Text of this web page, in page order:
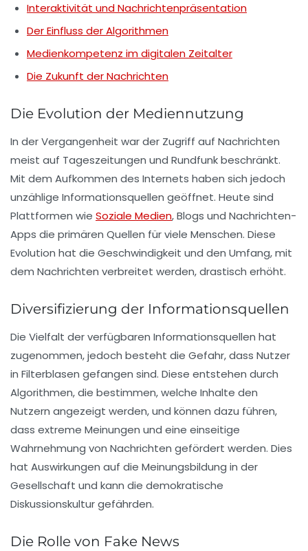
Interaktivität und Nachrichtenpräsentation
Der Einfluss der Algorithmen
Medienkompetenz im digitalen Zeitalter
Die Zukunft der Nachrichten
Die Evolution der Mediennutzung
In der Vergangenheit war der Zugriff auf Nachrichten
meist auf Tageszeitungen und Rundfunk beschränkt.
Mit dem Aufkommen des Internets haben sich jedoch
unzählige Informationsquellen geöffnet. Heute sind
Plattformen wie Soziale Medien, Blogs und Nachrichten-
Apps die primären Quellen für viele Menschen. Diese
Evolution hat die Geschwindigkeit und den Umfang, mit
dem Nachrichten verbreitet werden, drastisch erhöht.
Diversifizierung der Informationsquellen
Die Vielfalt der verfügbaren Informationsquellen hat
zugenommen, jedoch besteht die Gefahr, dass Nutzer
in Filterblasen gefangen sind. Diese entstehen durch
Algorithmen, die bestimmen, welche Inhalte den
Nutzern angezeigt werden, und können dazu führen,
dass extreme Meinungen und eine einseitige
Wahrnehmung von Nachrichten gefördert werden. Dies
hat Auswirkungen auf die Meinungsbildung in der
Gesellschaft und kann die demokratische
Diskussionskultur gefährden.
Die Rolle von Fake News